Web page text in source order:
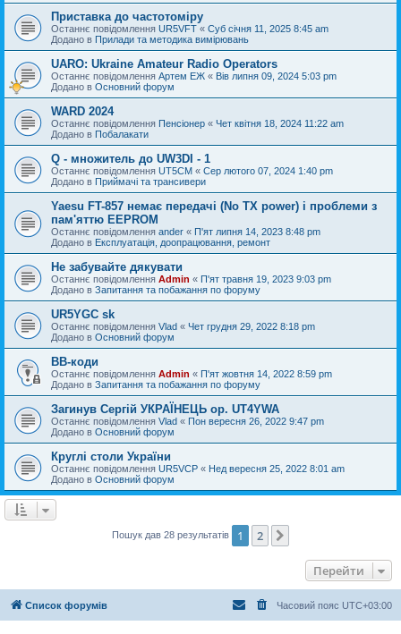
Приставка до частотоміру
Останнє повідомлення UR5VFT « Суб січня 11, 2025 8:45 am
Додано в Прилади та методика вимірювань
UARO: Ukraine Аmateur Radio Operators
Останнє повідомлення Артем ЕЖ « Вів липня 09, 2024 5:03 pm
Додано в Основний форум
WARD 2024
Останнє повідомлення Пенсіонер « Чет квітня 18, 2024 11:22 am
Додано в Побалакати
Q - множитель до UW3DI - 1
Останнє повідомлення UT5CM « Сер лютого 07, 2024 1:40 pm
Додано в Приймачі та трансивери
Yaesu FT-857 немає передачі (No TX power) і проблеми з
пам'яттю EEPROM
Останнє повідомлення ander « П'ят липня 14, 2023 8:48 pm
Додано в Експлуатація, доопрацювання, ремонт
Не забувайте дякувати
Останнє повідомлення Admin « П'ят травня 19, 2023 9:03 pm
Додано в Запитання та побажання по форуму
UR5YGC sk
Останнє повідомлення Vlad « Чет грудня 29, 2022 8:18 pm
Додано в Основний форум
BB-коди
Останнє повідомлення Admin « П'ят жовтня 14, 2022 8:59 pm
Додано в Запитання та побажання по форуму
Загинув Сергій УКРАЇНЕЦЬ op. UT4YWA
Останнє повідомлення Vlad « Пон вересня 26, 2022 9:47 pm
Додано в Основний форум
Круглі столи України
Останнє повідомлення UR5VCP « Нед вересня 25, 2022 8:01 am
Додано в Основний форум
Пошук дав 28 результатів 1 2
Перейти
Список форумів Часовий пояс UTC+03:00